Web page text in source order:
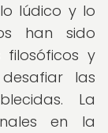
lúdico y lo
han sido
y
las
La
en la